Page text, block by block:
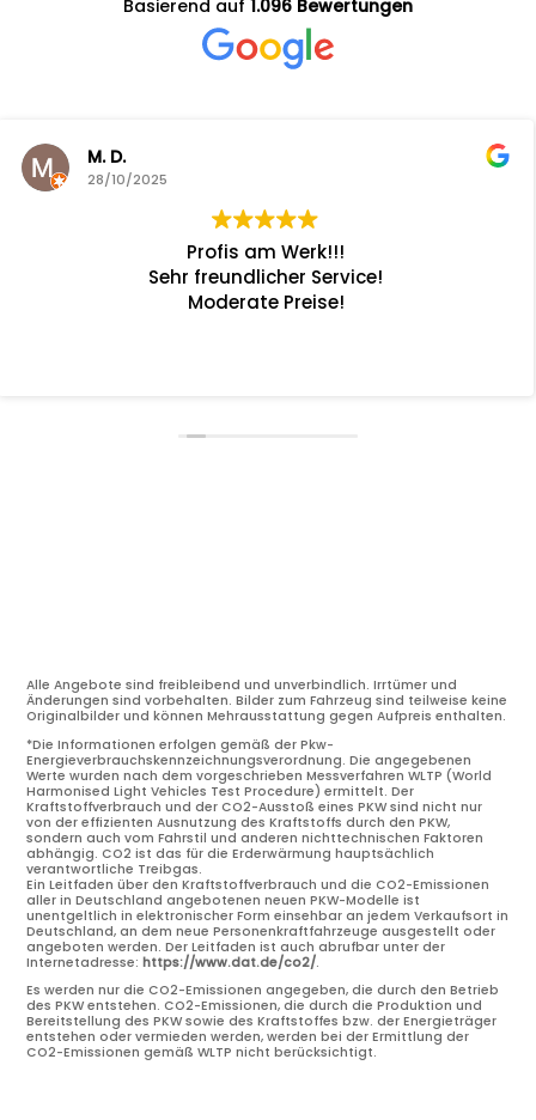
Basierend auf 1.096 Bewertungen
Service!
Ronny van
Alle Angebote sind freibleibend und unverbindlich. Irrtümer und
Änderungen sind vorbehalten. Bilder zum Fahrzeug sind teilweise keine
Originalbilder und können Mehrausstattung gegen Aufpreis enthalten.
*Die Informationen erfolgen gemäß der Pkw-
Energieverbrauchskennzeichnungsverordnung. Die angegebenen
Werte wurden nach dem vorgeschrieben Messverfahren WLTP (World
Harmonised Light Vehicles Test Procedure) ermittelt. Der
Kraftstoffverbrauch und der CO2-Ausstoß eines PKW sind nicht nur
von der effizienten Ausnutzung des Kraftstoffs durch den PKW,
sondern auch vom Fahrstil und anderen nichttechnischen Faktoren
abhängig. CO2 ist das für die Erderwärmung hauptsächlich
verantwortliche Treibgas.
Ein Leitfaden über den Kraftstoffverbrauch und die CO2-Emissionen
aller in Deutschland angebotenen neuen PKW-Modelle ist
unentgeltlich in elektronischer Form einsehbar an jedem Verkaufsort in
Deutschland, an dem neue Personenkraftfahrzeuge ausgestellt oder
angeboten werden. Der Leitfaden ist auch abrufbar unter der
Internetadresse:https://www.dat.de/co2/.
Es werden nur die CO2-Emissionen angegeben, die durch den Betrieb
des PKW entstehen. CO2-Emissionen, die durch die Produktion und
Bereitstellung des PKW sowie des Kraftstoffes bzw. der Energieträger
entstehen oder vermieden werden, werden bei der Ermittlung der
CO2-Emissionen gemäß WLTP nicht berücksichtigt.